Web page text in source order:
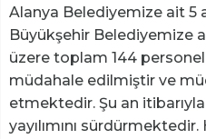
Alanya Belediyemize ait 5
Büyükşehir Belediyemize
üzere toplam 144
müdahale edilmiştir ve
etmektedir. Şu an
yayılımını sürdürmektedir.